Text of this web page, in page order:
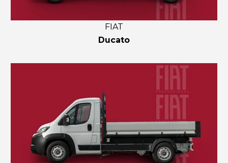
FIAT
Ducato